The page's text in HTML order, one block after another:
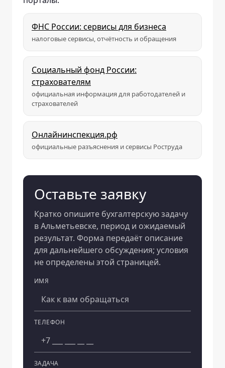
ФНС России: сервисы для бизнеса
налоговые сервисы, отчётность и обращения
Социальный фонд России:
страхователям
официальная информация для работодателей и
страхователей
Онлайнинспекция.рф
официальные разъяснения и сервисы Роструда
Оставьте заявку
Кратко опишите бухгалтерскую задачу
в Альметьевске, период и ожидаемый
результат. Форма передаёт описание
для дальнейшего обсуждения; условия
не определены этой страницей.
ИМЯ
ТЕЛЕФОН
ЗАДАЧА
Компания